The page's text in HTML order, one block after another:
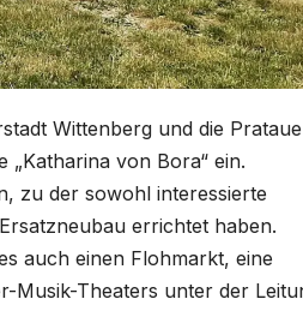
Wittenberg und die
von Bora“ ein.
zu der sowohl interessierte
errichtet haben.
auch einen Flohmarkt, eine
Musik-Theaters unter der